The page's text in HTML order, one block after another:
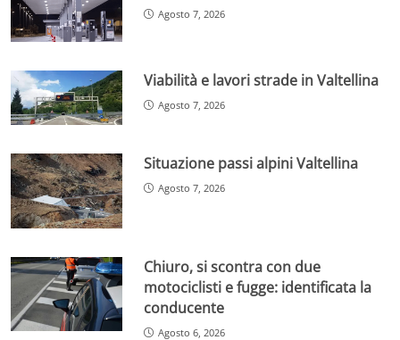
Agosto 7, 2026
Viabilità e lavori strade in Valtellina
Agosto 7, 2026
Situazione passi alpini Valtellina
Agosto 7, 2026
Chiuro, si scontra con due
motociclisti e fugge: identificata la
conducente
Agosto 6, 2026